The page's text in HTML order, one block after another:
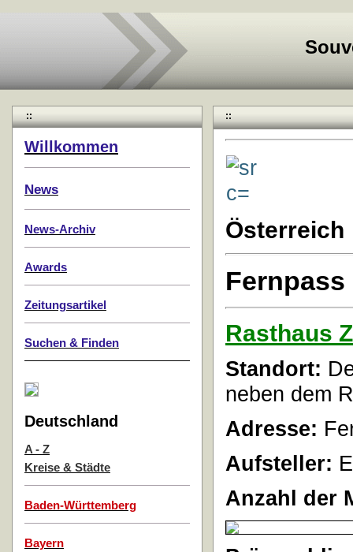
::
Willkommen
News
News-Archiv
Awards
Zeitungsartikel
Suchen & Finden
Deutschland
A - Z
Kreise & Städte
Baden-Württemberg
Bayern
::
Österreich
Fernpass
Rasthaus
Standort:
neben dem
Adresse:
Aufsteller:
Anzahl der